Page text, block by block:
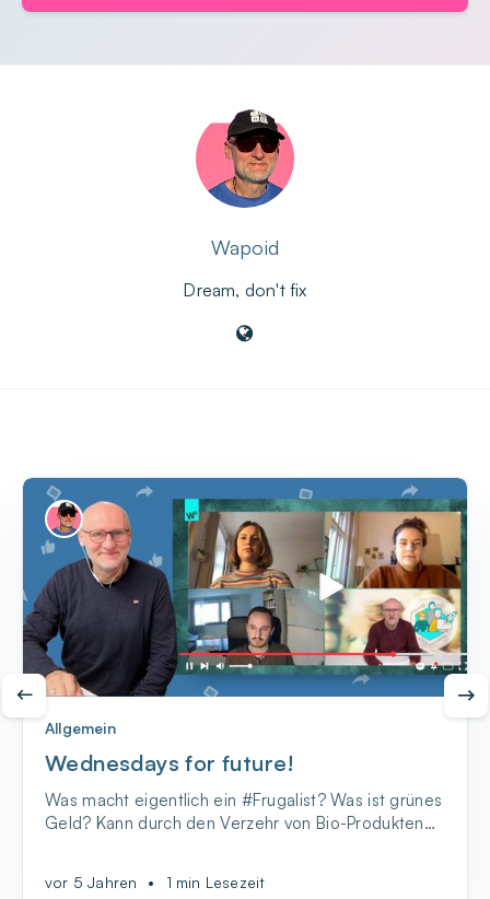
Wapoid
Dream, don't fix
Allgemein
Wednesdays for future!
Was macht eigentlich ein #Frugalist? Was ist grünes
Geld? Kann durch den Verzehr von Bio-Produkten
Wohnung zu tun? Fragen über Fragen – Mit „W2 on
vor 5 Jahren • 1 min Lesezeit